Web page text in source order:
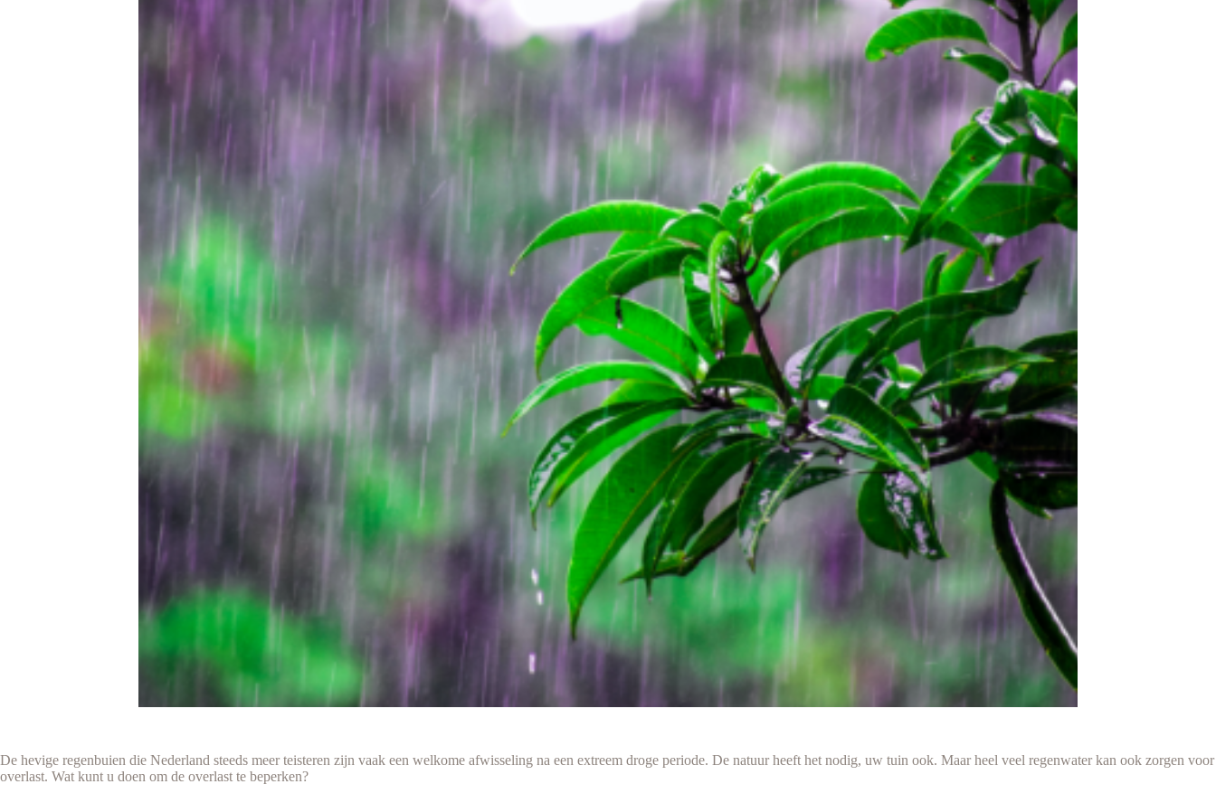
De hevige regenbuien die Nederland steeds meer teisteren zijn vaak een welkome afwisseling na een extreem droge periode. De natuur heeft het nodig, uw tuin ook. Maar heel veel regenwater kan ook zorgen voor
overlast. Wat kunt u doen om de overlast te beperken?